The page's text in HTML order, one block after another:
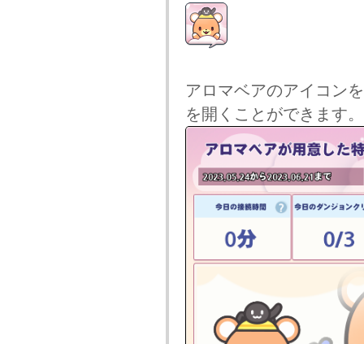
アロマベアのアイコン
を開くことができます。